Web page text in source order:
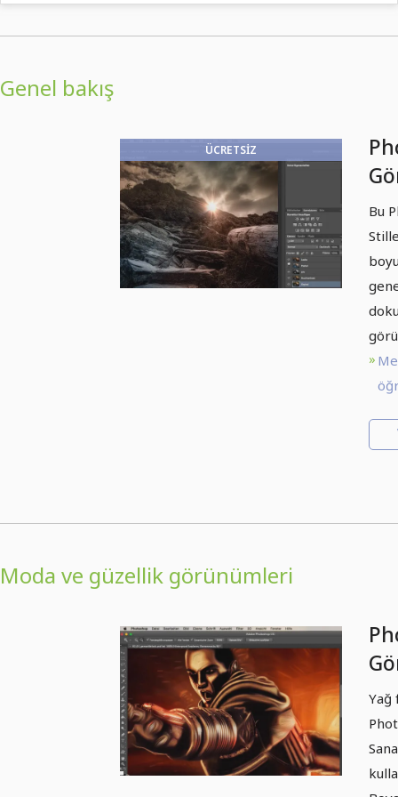
Genel bakış
ÜCRETSIZ
Bu
Moda ve güzellik görünümleri